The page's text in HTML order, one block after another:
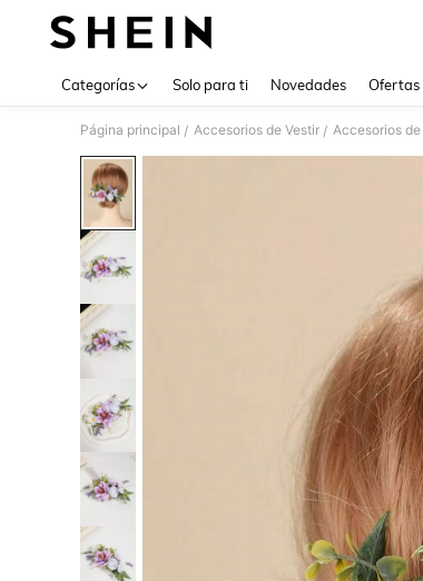
Categorías Solo para ti Novedades Ofertas
Página principal / Accesorios de Vestir / Accesorios